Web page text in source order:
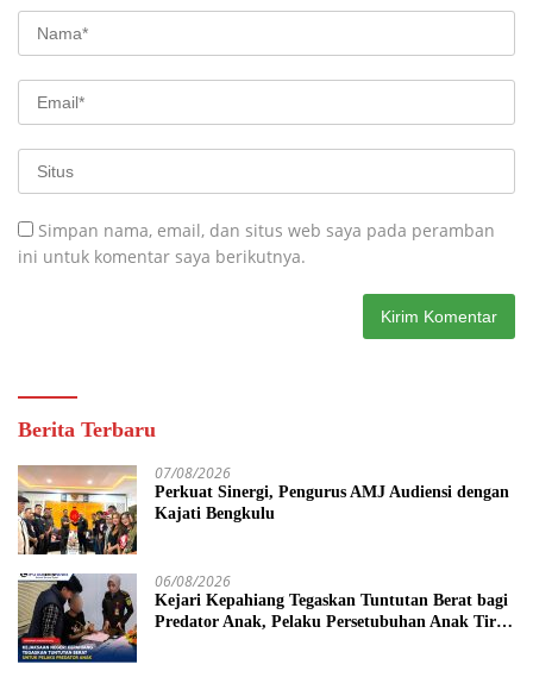
Simpan nama, email, dan situs web saya pada peramban
ini untuk komentar saya berikutnya.
Berita Terbaru
07/08/2026
Perkuat Sinergi, Pengurus AMJ Audiensi dengan
Kajati Bengkulu
06/08/2026
Kejari Kepahiang Tegaskan Tuntutan Berat bagi
Predator Anak, Pelaku Persetubuhan Anak Tiri